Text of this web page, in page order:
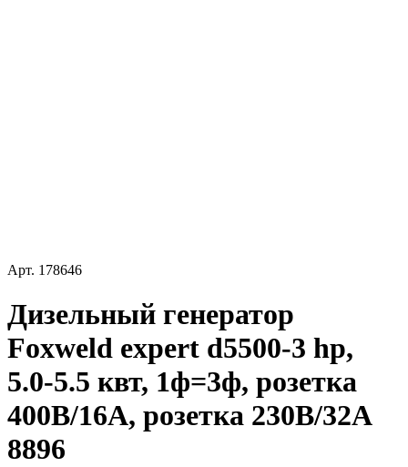
Арт. 178646
Дизельный генератор
Foxweld expert d5500-3 hp,
5.0-5.5 квт, 1ф=3ф, розетка
400В/16А, розетка 230В/32А
8896